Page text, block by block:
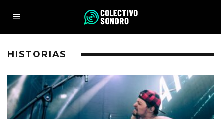
HISTORIAS